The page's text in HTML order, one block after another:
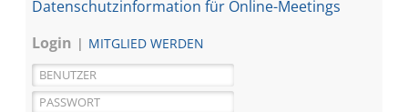
Datenschutzinformation für Online-Meetings
Login
MITGLIED WERDEN